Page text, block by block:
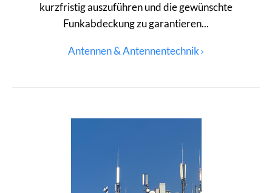
kurzfristig auszuführen und die gewünschte
Funkabdeckung zu garantieren...
Antennen & Antennentechnik